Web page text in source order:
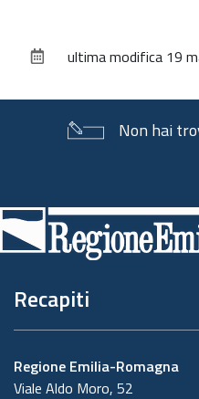
documentoultima modifica 19
Non hai
di
pagina
Recapiti
Regione Emilia-Romagna
Viale Aldo Moro, 52